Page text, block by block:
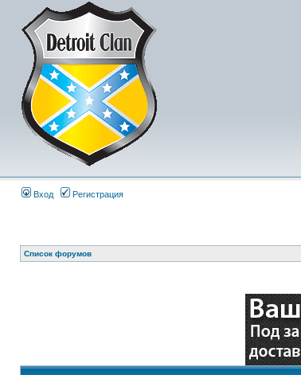
Вход Регистрация
Список форумов